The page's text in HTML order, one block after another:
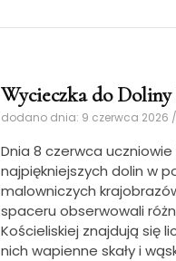
Wycieczka do
dodano dnia: 9 czerwca 2026 /
Dnia 8 czerwca uczniowie
najpiękniejszych dolin w
malowniczych
spaceru obserwowali
Kościeliskiej znajdują się
nich wapienne skały i